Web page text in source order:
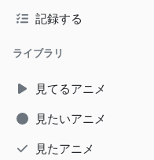
記録する
ライブラリ
見てるアニメ
見たいアニメ
見たアニメ